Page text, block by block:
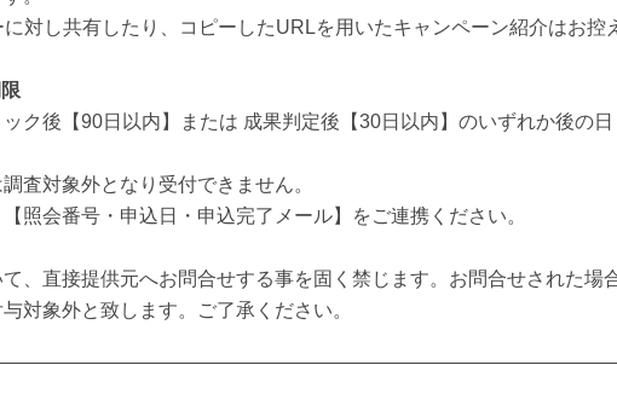
に対し共有したり、コピーしたURLを用いたキャンペーン紹介はお控
ック後【90日以内】または 成果判定後【30日以内】のいずれか後の
査対象外となり受付できません。
照会番号・申込日・申込完了メール】をご連携ください。
、直接提供元へお問合せする事を固く禁じます。お問合せされた場
対象外と致します。ご了承ください。